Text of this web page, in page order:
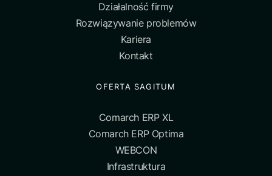
Działalność firmy
Rozwiązywanie problemów
Kariera
Kontakt
OFERTA SAGITUM
Comarch ERP XL
Comarch ERP Optima
WEBCON
Infrastruktura